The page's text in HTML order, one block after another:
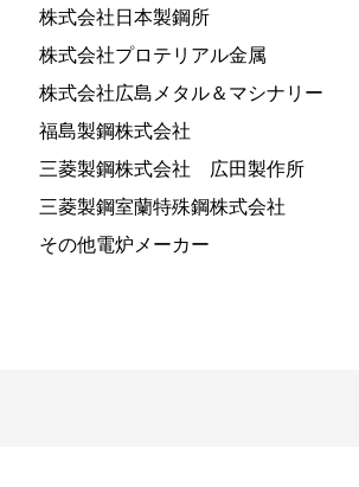
株式会社日本製鋼所
株式会社プロテリアル金属
株式会社広島メタル＆マシナリー
福島製鋼株式会社
三菱製鋼株式会社 広田製作所
三菱製鋼室蘭特殊鋼株式会社
その他電炉メーカー